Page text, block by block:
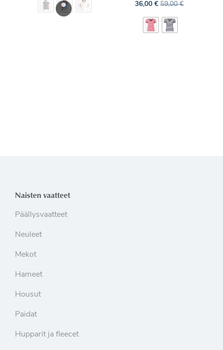
36,00 € 59,00€
Naisten vaatteet
Päällysvaatteet
Neuleet
Mekot
Hameet
Housut
Paidat
Hupparit ja fleecet